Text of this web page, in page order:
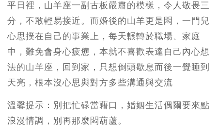
平日裡，山羊座一副古板嚴肅的模樣，令人敬畏三
分，不敢輕易接近。而婚後的山羊更是悶，一門兒
心思撲在自己的事業上，每天輾轉於職場、家庭
中，難免會身心疲憊，本就不喜歡表達自己內心想
法的山羊座，回到家，只想倒頭歇息而後一覺睡到
天亮，根本沒心思與對方多些溝通與交流
溫馨提示：別把忙碌當藉口，婚姻生活偶爾要來點
浪漫情調，別再那麼悶葫蘆。